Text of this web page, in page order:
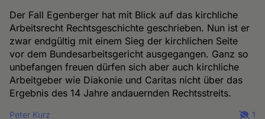
Der Fall Egenberger hat mit Blick auf das kirchliche
Arbeitsrecht Rechtsgeschichte geschrieben. Nun ist er
zwar endgültig mit einem Sieg der kirchlichen Seite
vor dem Bundesarbeitsgericht ausgegangen. Ganz so
unbefangen freuen dürfen sich aber auch kirchliche
Arbeitgeber wie Diakonie und Caritas nicht über das
Ergebnis des 14 Jahre andauernden Rechtsstreits.
Peter Kurz
1